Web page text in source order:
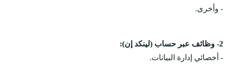
- وأخرى.
2- وظائف عبر حساب (لينكد إن):
- أخصائي إدارة البيانات.